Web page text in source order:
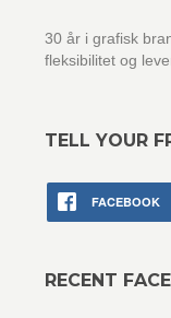
30 år i grafisk
fleksibilitet og
TELL YOUR
FACEBOOK
RECENT